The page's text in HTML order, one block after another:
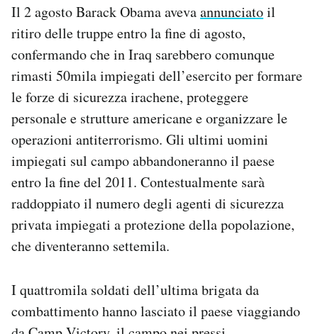
Notifiche mobile
Regala il Post
Hai bisogno di aiuto?
Esci
Il 2 agosto Barack Obama avevaannunciatoil
ritiro delle truppe entro la fine di agosto,
confermando che in Iraq sarebbero comunque
rimasti 50mila impiegati dell’esercito per formare
le forze di sicurezza irachene, proteggere
personale e strutture americane e organizzare le
operazioni antiterrorismo. Gli ultimi uomini
impiegati sul campo abbandoneranno il paese
entro la fine del 2011. Contestualmente sarà
raddoppiato il numero degli agenti di sicurezza
privata impiegati a protezione della popolazione,
che diventeranno settemila.
I quattromila soldati dell’ultima brigata da
combattimento hanno lasciato il paese viaggiando